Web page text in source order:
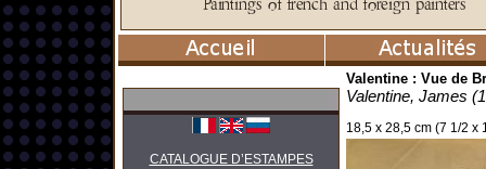
CATALOGUE D’ESTAMPES
Valentine : Vue de
Valentine, James
18,5 x 28,5 cm (7 1/2 x